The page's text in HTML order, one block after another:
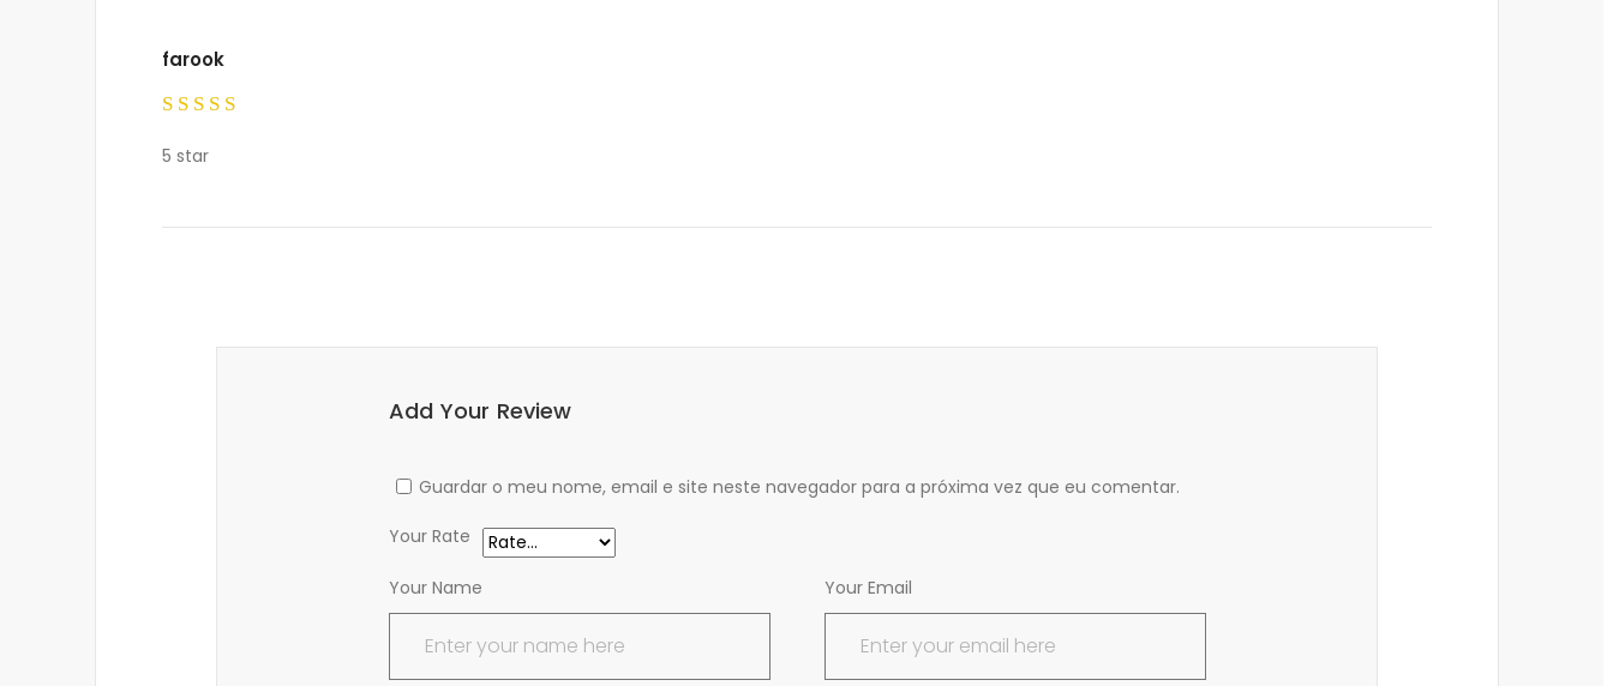
out of 5
farook
5 star
Add Your Review
Your Name Your Email
Guardar o meu nome, email e site neste navegador para a próxima vez que eu comentar.
Your Rate